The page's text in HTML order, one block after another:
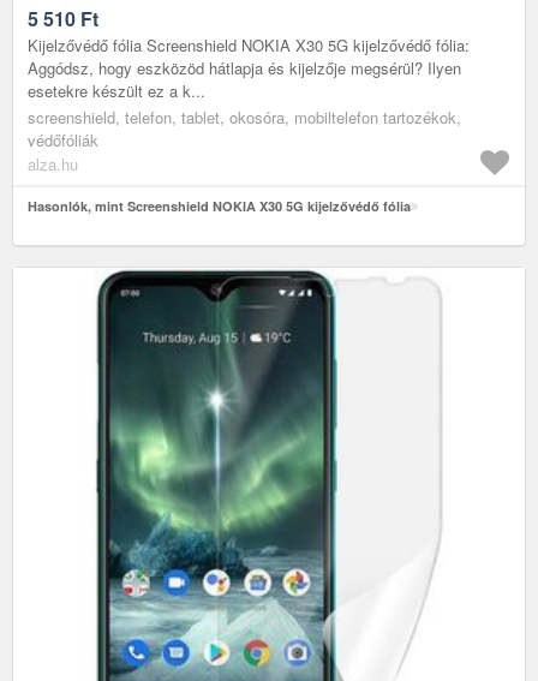
5 510 Ft
Kijelzővédő fólia Screenshield NOKIA X30 5G kijelzővédő fólia:
Aggódsz, hogy eszközöd hátlapja és kijelzője megsérül? Ilyen
esetekre készült ez a k...
screenshield, telefon, tablet, okosóra, mobiltelefon tartozékok,
védőfóliák
alza.hu
Hasonlók, mint Screenshield NOKIA X30 5G kijelzővédő fólia